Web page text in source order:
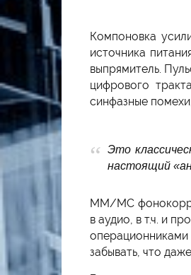
Компоновка
источника
выпрямитель.
цифрового
синфазные
Это
настоящий
MM/MC
в аудио, в т.ч. и
забывать, что